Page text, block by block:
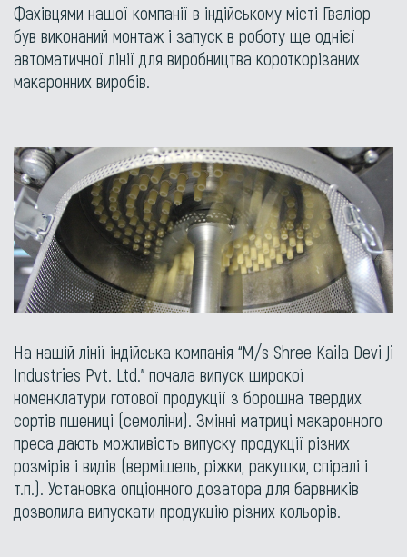
Фахівцями нашої компанії в індійському місті Гваліор
був виконаний монтаж і запуск в роботу ще однієї
автоматичної лінії для виробництва короткорізаних
макаронних виробів.
На нашій лінії індійська компанія “M/s Shree Kaila Devi Ji
Industries Pvt. Ltd.” почала випуск широкої
номенклатури готової продукції з борошна твердих
сортів пшениці (семоліни). Змінні матриці макаронного
преса дають можливість випуску продукції різних
розмірів і видів (вермішель, ріжки, ракушки, спіралі і
т.п.). Установка опціонного дозатора для барвників
дозволила випускати продукцію різних кольорів.